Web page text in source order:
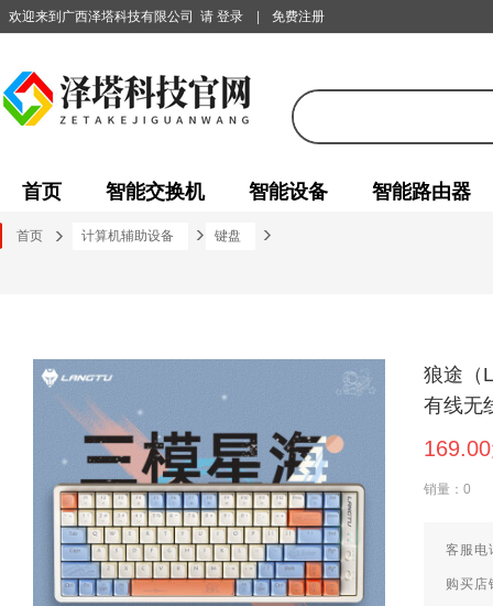
欢迎来到广西泽塔科技有限公司 请 登录 免费注册
首页 智能交换机 智能设备 智能路由器
首页 计算机辅助设备 键盘
狼途（
有线无
销量：0
客服
购买店